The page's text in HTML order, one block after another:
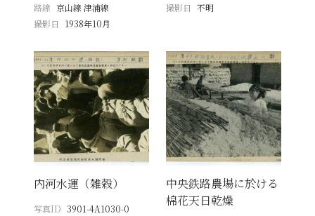
路線 京山線 津浦線
撮影日
1938年10月
撮影日 不明
内河水運（雑穀）
写真ID 3901-4A1030-0
中央鉄路農場に於ける
棉花天日乾燥